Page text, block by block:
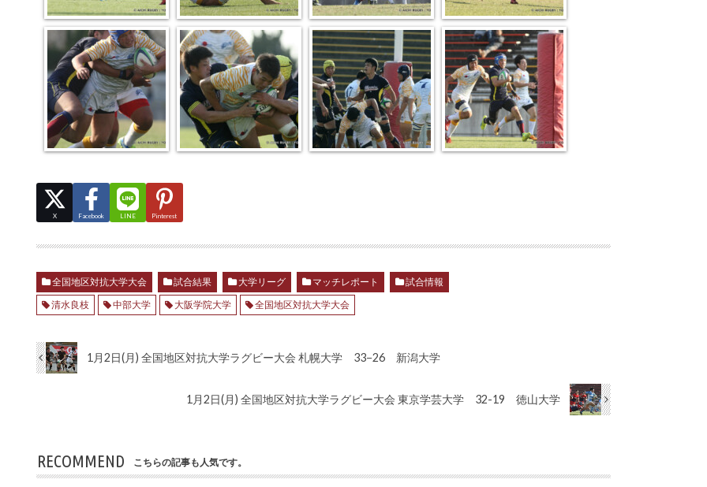
X Facebook LINE Pinterest
全国地区対抗大学大会 試合結果 大学リーグ マッチレポート
試合情報
清水良枝
中部大学 大阪学院大学 全国地区対抗大学大会
1月2日(月) 全国地区対抗大学ラグビー大会 札幌大学 33−26 新潟大学
1月2日(月) 全国地区対抗大学ラグビー大会 東京学芸大学 32-19 徳山大学
RECOMMEND こちらの記事も人気です。